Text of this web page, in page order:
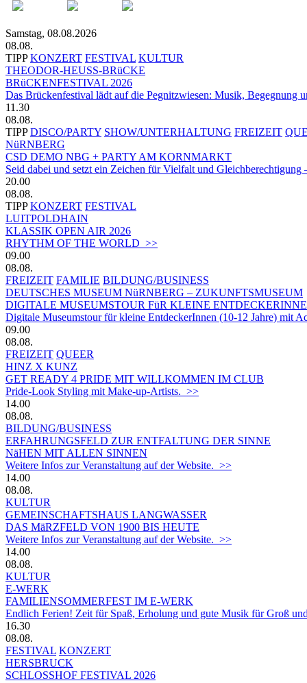
Samstag, 08.08.2026
08.08.
TIPP KONZERT FESTIVAL KULTUR
THEODOR-HEUSS-BRüCKE
BRüCKENFESTIVAL 2026
Das Brückenfestival lädt auf die Pegnitzwiesen: Musik, Begegnung
11.30
08.08.
TIPP DISCO/PARTY SHOW/UNTERHALTUNG FREIZEIT
NüRNBERG
CSD DEMO NBG + PARTY AM KORNMARKT
Seid dabei und setzt ein Zeichen für Vielfalt und
20.00
08.08.
TIPP KONZERT FESTIVAL
LUITPOLDHAIN
KLASSIK OPEN AIR 2026
RHYTHM OF THE WORLD >>
09.00
08.08.
FREIZEIT FAMILIE BILDUNG/BUSINESS
DEUTSCHES MUSEUM NüRNBERG – ZUKUNFTSMUSEUM
DIGITALE MUSEUMSTOUR FüR KLEINE
Digitale Museumstour für kleine EntdeckerInnen (10-12 Jahre) mit
09.00
08.08.
FREIZEIT QUEER
HINZ X KUNZ
GET READY 4 PRIDE MIT WILLKOMMEN IM CLUB
Pride-Look Styling mit Make-up-Artists. >>
14.00
08.08.
BILDUNG/BUSINESS
ERFAHRUNGSFELD ZUR ENTFALTUNG DER SINNE
NäHEN MIT ALLEN SINNEN
Weitere Infos zur Veranstaltung auf der Website. >>
14.00
08.08.
KULTUR
GEMEINSCHAFTSHAUS LANGWASSER
DAS MäRZFELD VON 1900 BIS HEUTE
Weitere Infos zur Veranstaltung auf der Website. >>
14.00
08.08.
KULTUR
E-WERK
FAMILIENSOMMERFEST IM E-WERK
Endlich Ferien! Zeit für Spaß, Erholung und gute Musik für Groß
16.30
08.08.
FESTIVAL KONZERT
HERSBRUCK
SCHLOSSHOF FESTIVAL 2026